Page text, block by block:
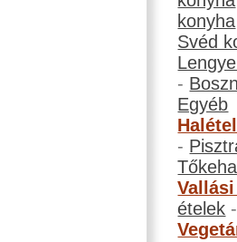
konyha
Svéd
-
Egyéb
-
Tőkehal
ételek -